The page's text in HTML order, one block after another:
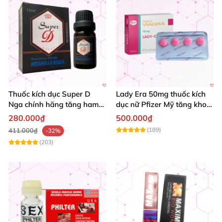
Thuốc kích dục Super D
Nga chính hãng tăng ham
muốn nữ mạnh
280.000₫
411.000₫
-32%
(203)
Lady Era 50mg thuốc kích
dục nữ Pfizer Mỹ tăng khoái
cảm thăng hoa
500.000₫
(189)